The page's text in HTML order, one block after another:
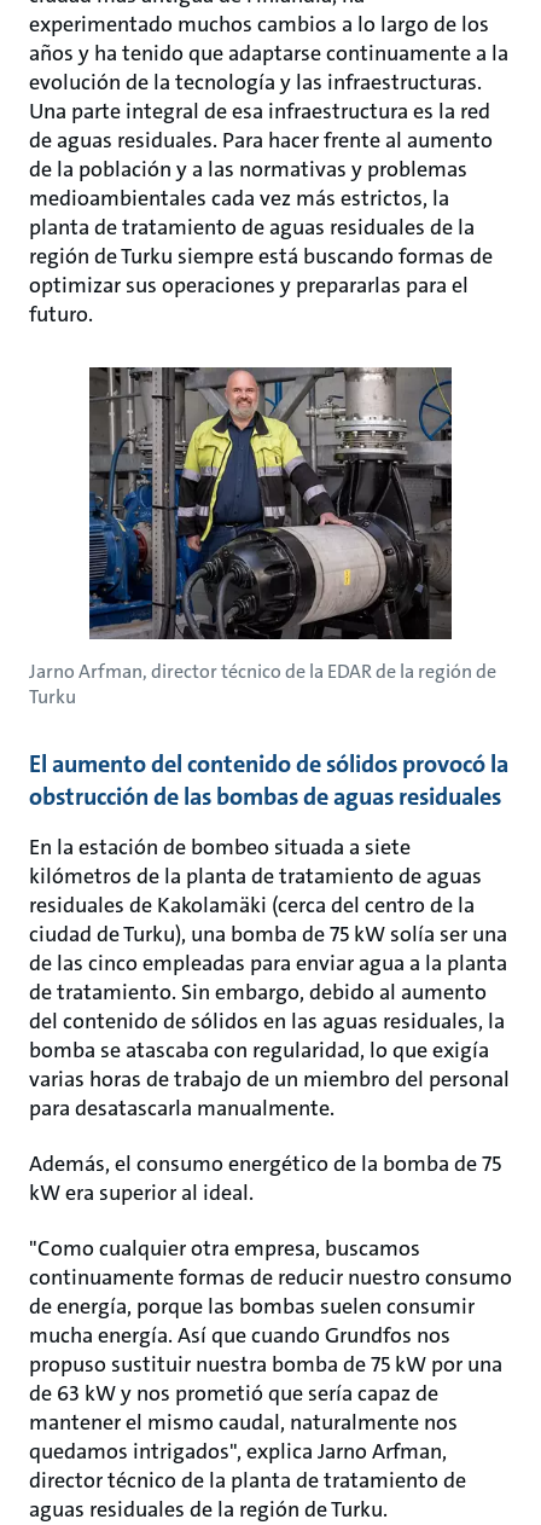
experimentado muchos cambios a lo largo de los
años y ha tenido que adaptarse continuamente a la
evolución de la tecnología y las infraestructuras.
Una parte integral de esa infraestructura es la red
de aguas residuales. Para hacer frente al aumento
de la población y a las normativas y problemas
medioambientales cada vez más estrictos, la
planta de tratamiento de aguas residuales de la
región de Turku siempre está buscando formas de
optimizar sus operaciones y prepararlas para el
futuro.
Jarno Arfman, director técnico de la EDAR de la región de
Turku
El aumento del contenido de sólidos provocó la
obstrucción de las bombas de aguas residuales
En la estación de bombeo situada a siete
kilómetros de la planta de tratamiento de aguas
residuales de Kakolamäki (cerca del centro de la
ciudad de Turku), una bomba de 75 kW solía ser una
de las cinco empleadas para enviar agua a la planta
de tratamiento. Sin embargo, debido al aumento
del contenido de sólidos en las aguas residuales, la
bomba se atascaba con regularidad, lo que exigía
varias horas de trabajo de un miembro del personal
para desatascarla manualmente.
Además, el consumo energético de la bomba de 75
kW era superior al ideal.
"Como cualquier otra empresa, buscamos
continuamente formas de reducir nuestro consumo
de energía, porque las bombas suelen consumir
mucha energía. Así que cuando Grundfos nos
propuso sustituir nuestra bomba de 75 kW por una
de 63 kW y nos prometió que sería capaz de
mantener el mismo caudal, naturalmente nos
quedamos intrigados", explica Jarno Arfman,
director técnico de la planta de tratamiento de
aguas residuales de la región de Turku.